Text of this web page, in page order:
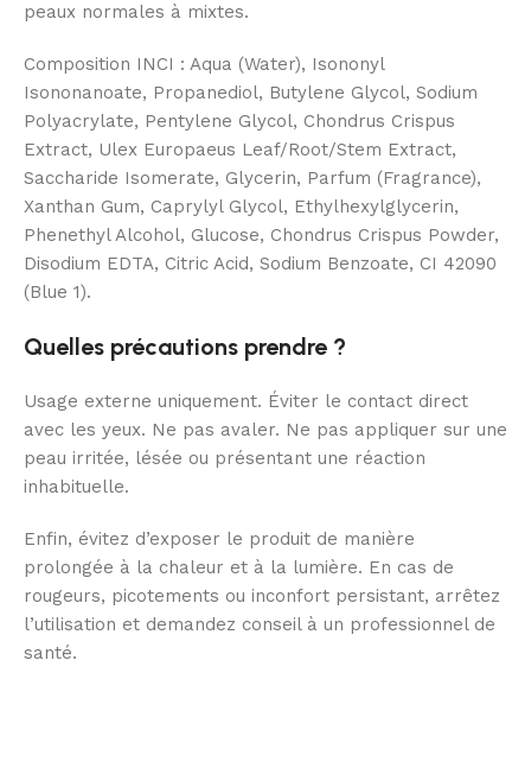
peaux normales à mixtes.
Composition INCI : Aqua (Water), Isononyl
Isononanoate, Propanediol, Butylene Glycol, Sodium
Polyacrylate, Pentylene Glycol, Chondrus Crispus
Extract, Ulex Europaeus Leaf/Root/Stem Extract,
Saccharide Isomerate, Glycerin, Parfum (Fragrance),
Xanthan Gum, Caprylyl Glycol, Ethylhexylglycerin,
Phenethyl Alcohol, Glucose, Chondrus Crispus Powder,
Disodium EDTA, Citric Acid, Sodium Benzoate, CI 42090
(Blue 1).
Quelles précautions prendre ?
Usage externe uniquement. Éviter le contact direct
avec les yeux. Ne pas avaler. Ne pas appliquer sur une
peau irritée, lésée ou présentant une réaction
inhabituelle.
Enfin, évitez d’exposer le produit de manière
prolongée à la chaleur et à la lumière. En cas de
rougeurs, picotements ou inconfort persistant, arrêtez
l’utilisation et demandez conseil à un professionnel de
santé.